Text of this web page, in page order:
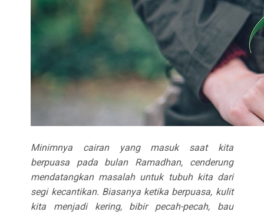
Minimnya cairan yang masuk saat kita
berpuasa pada bulan Ramadhan, cenderung
mendatangkan masalah untuk tubuh kita dari
segi kecantikan. Biasanya ketika berpuasa, kulit
kita menjadi kering, bibir pecah-pecah, bau